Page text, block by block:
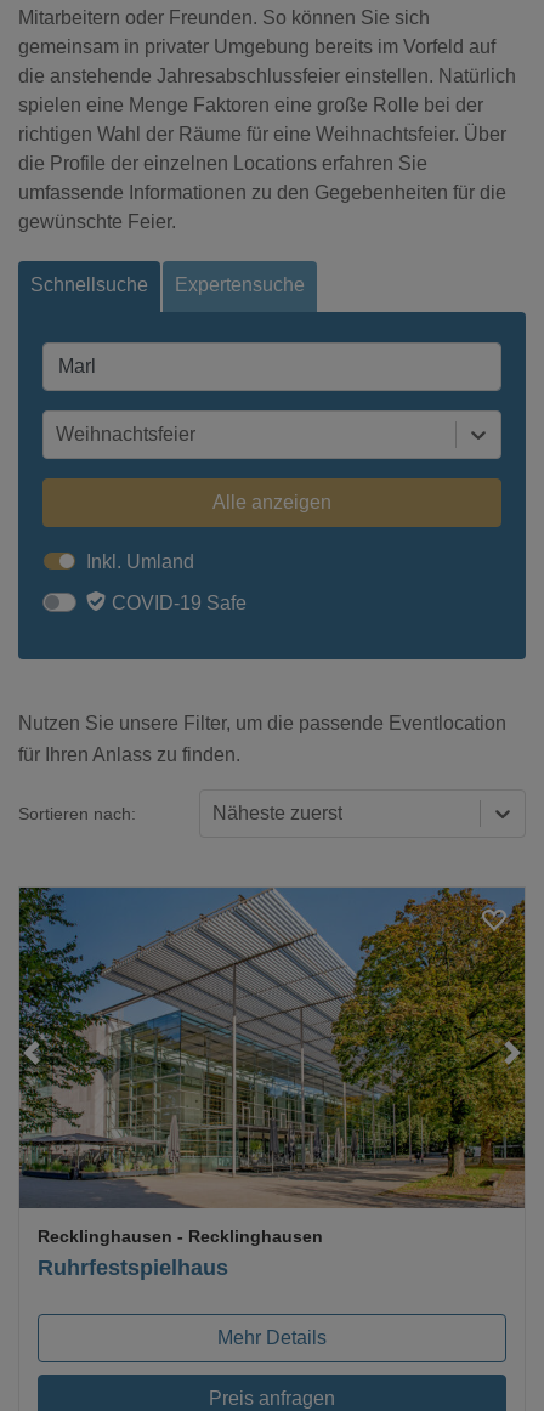
Mitarbeitern oder Freunden. So können Sie sich
gemeinsam in privater Umgebung bereits im Vorfeld auf
die anstehende Jahresabschlussfeier einstellen. Natürlich
spielen eine Menge Faktoren eine große Rolle bei der
richtigen Wahl der Räume für eine Weihnachtsfeier. Über
die Profile der einzelnen Locations erfahren Sie
umfassende Informationen zu den Gegebenheiten für die
gewünschte Feier.
Schnellsuche Expertensuche
Weihnachtsfeier
Alle anzeigen
Inkl. Umland
COVID-19 Safe
Nutzen Sie unsere Filter, um die passende Eventlocation
für Ihren Anlass zu finden.
Sortieren nach: Näheste zuerst
Loading...
Ruhrfestspielhaus
Recklinghausen - Recklinghausen
Mehr Details
Preis anfragen